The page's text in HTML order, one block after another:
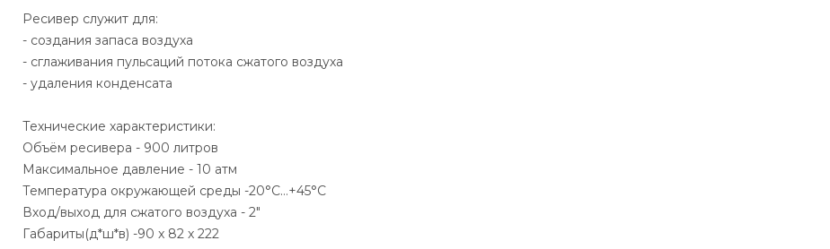
Ресивер служит для:
- создания запаса воздуха
- сглаживания пульсаций потока сжатого воздуха
- удаления конденсата
Технические характеристики:
Объём ресивера - 900 литров
Максимальное давление - 10 атм
Температура окружающей среды -20°С…+45°С
Вход/выход для сжатого воздуха - 2"
Габариты(д*ш*в) -90 x 82 x 222